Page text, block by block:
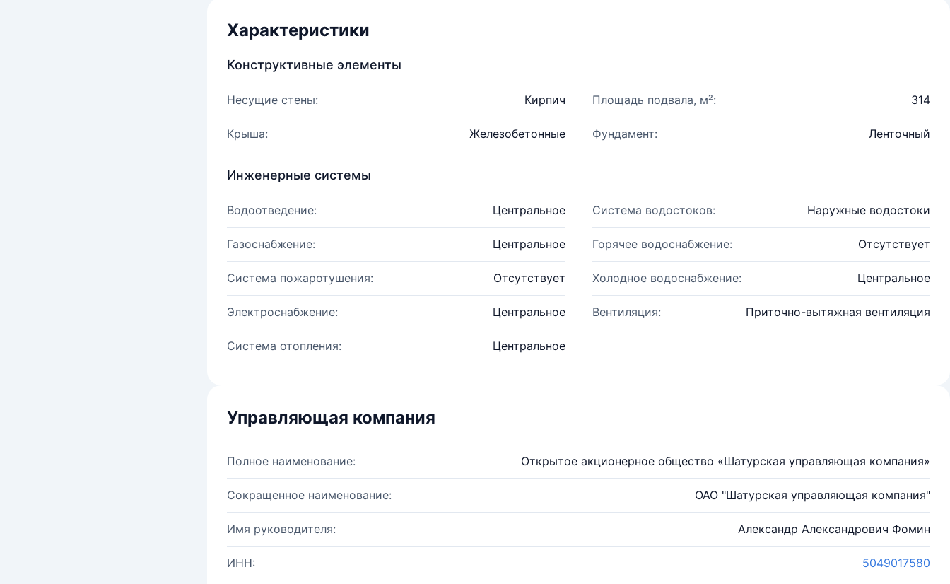
Характеристики
Конструктивные элементы
Несущие стены: Кирпич Площадь подвала, м²: 314
Крыша: Железобетонные Фундамент: Ленточный
Инженерные системы
Водоотведение: Центральное Система водостоков: Наружные водостоки
Газоснабжение: Центральное Горячее водоснабжение: Отсутствует
Система пожаротушения: Отсутствует Холодное водоснабжение: Центральное
Электроснабжение: Центральное Вентиляция: Приточно-вытяжная вентиляция
Система отопления: Центральное
Управляющая компания
Полное наименование: Открытое акционерное общество «Шатурская управляющая компания»
Сокращенное наименование: ОАО "Шатурская управляющая компания"
Имя руководителя: Александр Александрович Фомин
ИНН: 5049017580